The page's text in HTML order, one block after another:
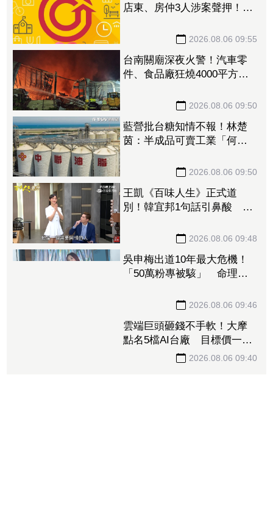
店東、房仲3人涉案聲押！法
2026.08.06 09:55
台南關廟深夜火警！汽車零
件、食品廠狂燒4000平方公
2026.08.06 09:50
藍營批台糖知情不報！林楚
茵：半成品可賣工業「何必
2026.08.06 09:50
王凱《百味人生》正式道
別！韓宜邦1句話引鼻酸 夏
2026.08.06 09:48
吳申梅出道10年最大危機！
「50萬粉專被駭」 命理師
2026.08.06 09:46
雲端巨頭砸錢不手軟！大摩
點名5檔AI台廠 目標價一次
看「最高調升31%」